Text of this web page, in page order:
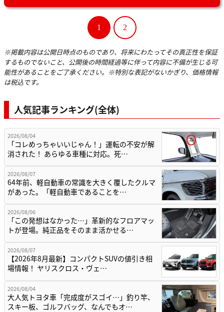
1 2
※掲載内容は公開日時点のものであり、将来にわたってその真正性を保証
するものでないこと、公開後の時間経過等に伴って内容に不備が生じる可
能性があることをご了承ください。※特別な表記がないかぎり、価格情報
は税込です。
人気記事ランキング(全体)
2026/08/04
「コレめっちゃいいじゃん！」運転の不安が解
消された！ あらゆる車種に対応。死…
2026/08/07
64年前、軽自動車の常識を大きく覆したクルマ
があった。「軽自動車であることを…
2026/08/06
「この発想はなかった…」革新的なフロアマッ
トが登場。純正品をそのまま活かせる…
2026/08/07
【2026年8月最新】コンパクトSUVの値引き相
場情報！ ヤリスクロス・ヴェ…
2026/08/04
大人気トヨタ車「完成度がスゴイ…」釣り竿、
スキー板、ゴルフバッグ、なんでもオ…